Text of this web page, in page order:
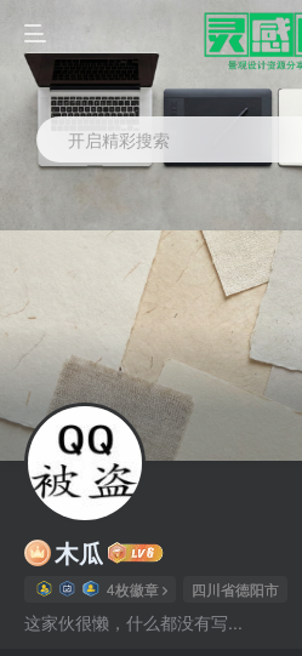
开启精彩搜索
木瓜
4枚徽章 四川省德阳市
这家伙很懒，什么都没有写...